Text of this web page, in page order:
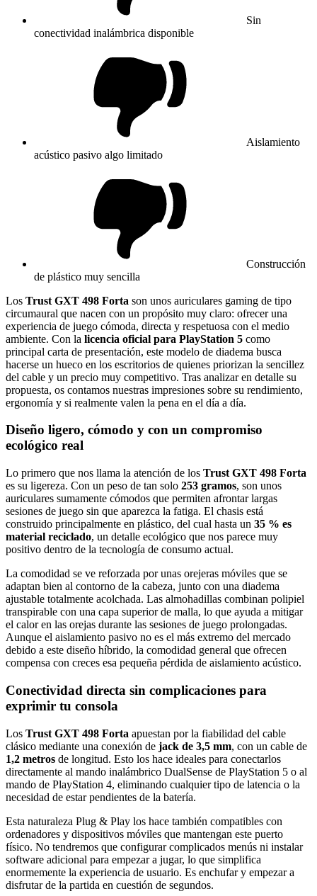
Sin
conectividad inalámbrica disponible
Aislamiento
acústico pasivo algo limitado
Construcción
de plástico muy sencilla
Los Trust GXT 498 Forta son unos auriculares gaming de tipo
circumaural que nacen con un propósito muy claro: ofrecer una
experiencia de juego cómoda, directa y respetuosa con el medio
ambiente. Con la licencia oficial para PlayStation 5 como
principal carta de presentación, este modelo de diadema busca
hacerse un hueco en los escritorios de quienes priorizan la sencillez
del cable y un precio muy competitivo. Tras analizar en detalle su
propuesta, os contamos nuestras impresiones sobre su rendimiento,
ergonomía y si realmente valen la pena en el día a día.
Diseño ligero, cómodo y con un compromiso
ecológico real
Lo primero que nos llama la atención de los Trust GXT 498 Forta
es su ligereza. Con un peso de tan solo 253 gramos, son unos
auriculares sumamente cómodos que permiten afrontar largas
sesiones de juego sin que aparezca la fatiga. El chasis está
construido principalmente en plástico, del cual hasta un 35 % es
material reciclado, un detalle ecológico que nos parece muy
positivo dentro de la tecnología de consumo actual.
La comodidad se ve reforzada por unas orejeras móviles que se
adaptan bien al contorno de la cabeza, junto con una diadema
ajustable totalmente acolchada. Las almohadillas combinan polipiel
transpirable con una capa superior de malla, lo que ayuda a mitigar
el calor en las orejas durante las sesiones de juego prolongadas.
Aunque el aislamiento pasivo no es el más extremo del mercado
debido a este diseño híbrido, la comodidad general que ofrecen
compensa con creces esa pequeña pérdida de aislamiento acústico.
Conectividad directa sin complicaciones para
exprimir tu consola
Los Trust GXT 498 Forta apuestan por la fiabilidad del cable
clásico mediante una conexión de jack de 3,5 mm, con un cable de
1,2 metros de longitud. Esto los hace ideales para conectarlos
directamente al mando inalámbrico DualSense de PlayStation 5 o al
mando de PlayStation 4, eliminando cualquier tipo de latencia o la
necesidad de estar pendientes de la batería.
Esta naturaleza Plug & Play los hace también compatibles con
ordenadores y dispositivos móviles que mantengan este puerto
físico. No tendremos que configurar complicados menús ni instalar
software adicional para empezar a jugar, lo que simplifica
enormemente la experiencia de usuario. Es enchufar y empezar a
disfrutar de la partida en cuestión de segundos.